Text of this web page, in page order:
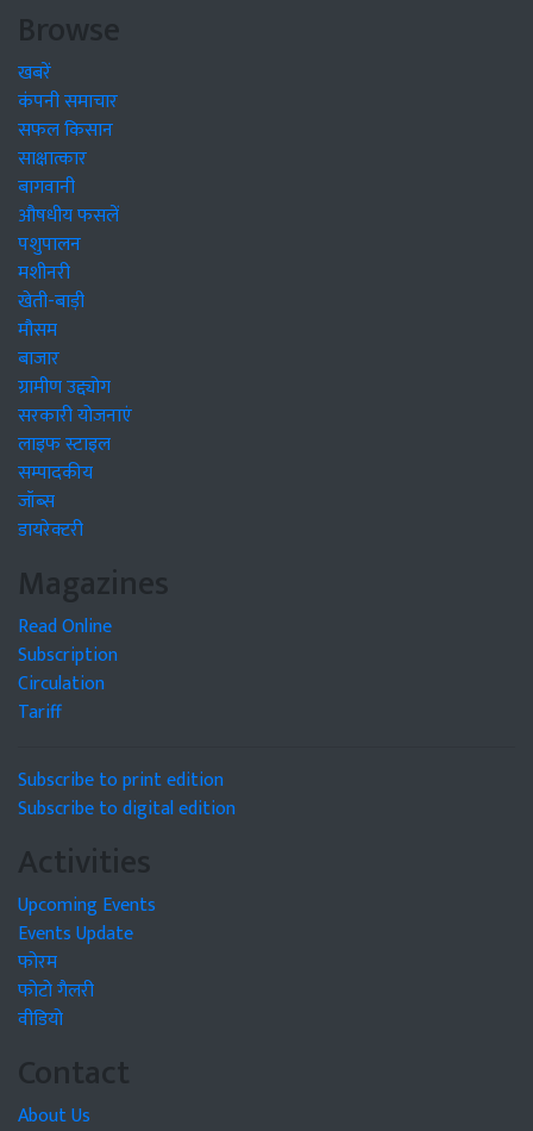
Browse
खबरें
कंपनी समाचार
सफल किसान
साक्षात्कार
बागवानी
औषधीय फसलें
पशुपालन
मशीनरी
खेती-बाड़ी
मौसम
बाजार
ग्रामीण उद्द्योग
सरकारी योजनाएं
लाइफ स्टाइल
सम्पादकीय
जॉब्स
डायरेक्टरी
Magazines
Read Online
Subscription
Circulation
Tariff
Subscribe to print edition
Subscribe to digital edition
Activities
Upcoming Events
Events Update
फोरम
फोटो गैलरी
वीडियो
Contact
About Us